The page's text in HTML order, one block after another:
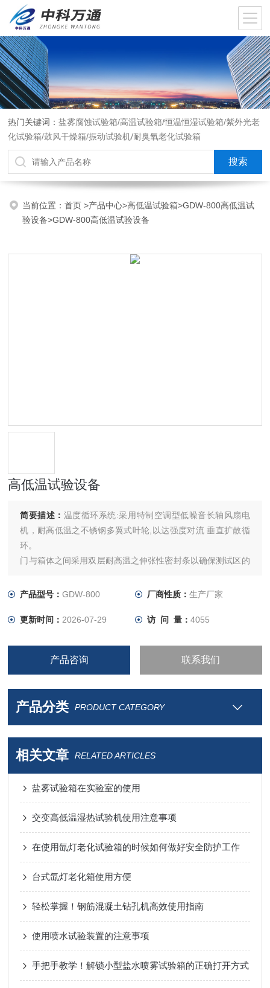
热门关键词：盐雾腐蚀试验箱/高温试验箱/恒温恒湿试验箱/紫外光老
化试验箱/鼓风干燥箱/振动试验机/耐臭氧老化试验箱
当前位置：首页>产品中心>高低温试验箱>GDW-800高低温试
验设备>GDW-800高低温试验设备
高低温试验设备
简要描述： 温度循环系统:采用特制空调型低噪音长轴风扇电
机，耐高低温之不锈钢多翼式叶轮,以达强度对流 垂直扩散循
环。
门与箱体之间采用双层耐高温之伸张性密封条以确保测试区的
高低温实验设备采用无反作用门把手，操作更容易
产品型号：GDW-800 厂商性质： 生产厂家
更新时间： 2026-07-29 访 问 量： 4055
产品咨询 联系我们
产品分类 PRODUCT CATEGORY
相关文章 RELATED ARTICLES
盐雾试验箱在实验室的使用
交变高低温湿热试验机使用注意事项
在使用氙灯老化试验箱的时候如何做好安全防护工作
台式氙灯老化箱使用方便
轻松掌握！钢筋混凝土钻孔机高效使用指南
使用喷水试验装置的注意事项
手把手教学！解锁小型盐水喷雾试验箱的正确打开方式